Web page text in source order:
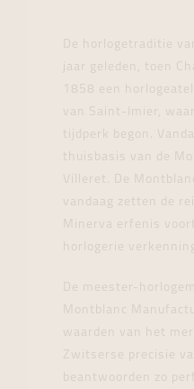
De horlogetraditie
jaar geleden, toen
1858 een
van Saint-Imier,
tijdperk begon.
thuisbasis van de
Villeret. De
vandaag zetten de
Minerva erfenis
horlogerie
De meester-
Montblanc
waarden van het
Zwitserse precisie
beantwoorden zo